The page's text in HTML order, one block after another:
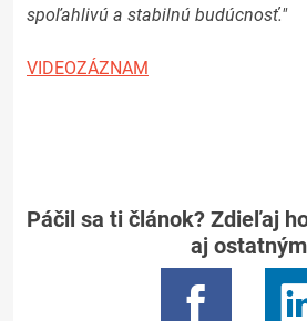
spoľahlivú a stabilnú budúcnosť."
VIDEOZÁZNAM
Páčil sa ti článok? Zdieľaj
aj ostatným